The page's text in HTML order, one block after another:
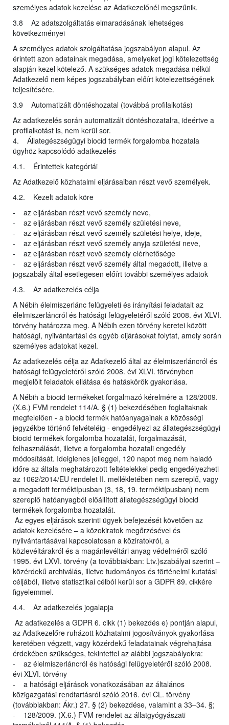
személyes adatok kezelése az Adatkezelőnél megszűnik.
3.8 Az adatszolgáltatás elmaradásának lehetséges
következményei
A személyes adatok szolgáltatása jogszabályon alapul. Az
érintett azon adatainak megadása, amelyeket jogi kötelezettség
alapján kezel kötelező. A szükséges adatok megadása nélkül
Adatkezelő nem képes jogszabályban előírt kötelezettségének
teljesítésére.
3.9 Automatizált döntéshozatal (továbbá profilalkotás)
Az adatkezelés során automatizált döntéshozatalra, ideértve a
profilalkotást is, nem kerül sor.
4. Állategészségügyi biocid termék forgalomba hozatala
ügyhöz kapcsolódó adatkezelés
4.1. Érintettek kategóriái
Az Adatkezelő közhatalmi eljárásaiban részt vevő személyek.
4.2. Kezelt adatok köre
- az eljárásban részt vevő személy neve,
- az eljárásban részt vevő személy születési neve,
- az eljárásban részt vevő személy születési helye, ideje,
- az eljárásban részt vevő személy anyja születési neve,
- az eljárásban részt vevő személy elérhetősége
- az eljárásban részt vevő személy által megadott, illetve a
jogszabály által esetlegesen előírt további személyes adatok
4.3. Az adatkezelés célja
A Nébih élelmiszerlánc felügyeleti és irányítási feladatait az
élelmiszerláncról és hatósági felügyeletéről szóló 2008. évi XLVI.
törvény határozza meg. A Nébih ezen törvény keretei között
hatósági, nyilvántartási és egyéb eljárásokat folytat, amely során
személyes adatokat kezel.
Az adatkezelés célja az Adatkezelő által az élelmiszerláncról és
hatósági felügyeletéről szóló 2008. évi XLVI. törvényben
megjelölt feladatok ellátása és hatáskörök gyakorlása.
A Nébih a biocid termékeket forgalmazó kérelmére a 128/2009.
(X.6.) FVM rendelet 114/A. § (1) bekezdésében foglaltaknak
megfelelően - a biocid termék hatóanyagainak a közösségi
jegyzékbe történő felvételéig - engedélyezi az állategészségügyi
biocid termékek forgalomba hozatalát, forgalmazását,
felhasználását, illetve a forgalomba hozatali engedély
módosítását. Ideiglenes jelleggel, 120 napot meg nem haladó
időre az általa meghatározott feltételekkel pedig engedélyezheti
az 1062/2014/EU rendelet II. mellékletében nem szereplő, vagy
a megadott terméktípusban (3, 18, 19. terméktípusban) nem
szereplő hatóanyagból előállított állategészségügyi biocid
termékek forgalomba hozatalát.
Az egyes eljárások szerinti ügyek befejezését követően az
adatok kezelésére – a közokiratok megőrzésével és
nyilvántartásával kapcsolatosan a köziratokról, a
közlevéltárakról és a magánlevéltári anyag védelméről szóló
1995. évi LXVI. törvény (a továbbiakban: Ltv.)szabályai szerint –
közérdekű archiválás, illetve tudományos és történelmi kutatási
céljából, illetve statisztikai célból kerül sor a GDPR 89. cikkére
figyelemmel.
4.4. Az adatkezelés jogalapja
Az adatkezelés a GDPR 6. cikk (1) bekezdés e) pontján alapul,
az Adatkezelőre ruházott közhatalmi jogosítványok gyakorlása
keretében végzett, vagy közérdekű feladatainak végrehajtása
érdekében szükséges, tekintettel az alábbi jogszabályokra:
- az élelmiszerláncról és hatósági felügyeletéről szóló 2008.
évi XLVI. törvény
- a hatósági eljárások vonatkozásában az általános
közigazgatási rendtartásról szóló 2016. évi CL. törvény
(továbbiakban: Ákr.) 27. § (2) bekezdése, valamint a 33–34. §;
- 128/2009. (X.6.) FVM rendelet az állatgyógyászati